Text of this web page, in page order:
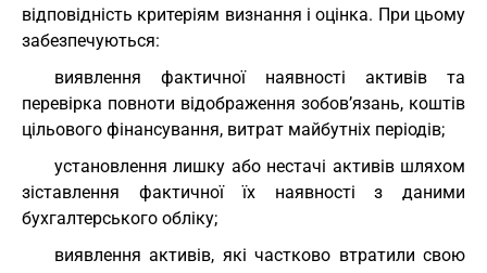
відповідність критеріям визнання і оцінка. При цьому
забезпечуються:
виявлення фактичної наявності активів та
перевірка повноти відображення зобов’язань, коштів
цільового фінансування, витрат майбутніх періодів;
установлення лишку або нестачі активів шляхом
зіставлення фактичної їх наявності з даними
бухгалтерського обліку;
виявлення активів, які частково втратили свою